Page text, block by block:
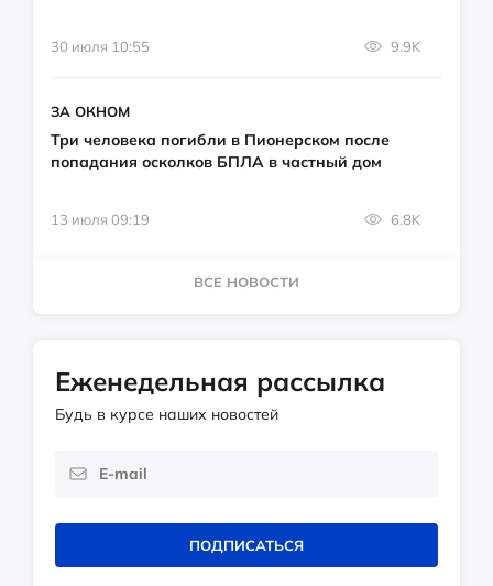
30 июля 10:55 9.9K
ЗА ОКНОМ
Три человека погибли в Пионерском после
попадания осколков БПЛА в частный дом
13 июля 09:19 6.8K
ВСЕ НОВОСТИ
Еженедельная рассылка
Будь в курсе наших новостей
ПОДПИСАТЬСЯ